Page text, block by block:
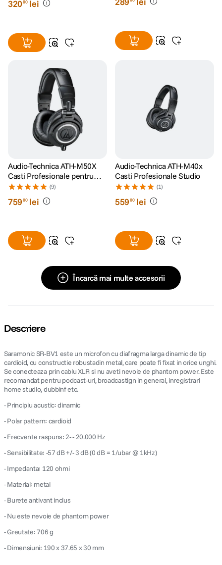
32000 lei
Audio-Technica ATH-M50X
Casti Profesionale pentru
Monitorizare in Studio
(9)
75900 lei
Audio-Technica ATH-M40x
Casti Profesionale Studio
(1)
55900 lei
Încarcă mai multe accesorii
Descriere
Saramonic SR-BV1 este un microfon cu diafragma larga dinamic de tip
cardioid, cu constructie robustadin metal, care poate fi fixat in orice unghi.
Se conecteaza prin cablu XLR si nu aveti nevoie de phantom power. Este
recomandat pentru podcast-uri, broadcastign in general, inregistrari
home studio, dubbinf etc.
- Principiu acustic: dinamic
- Polar pattern: cardioid
- Frecvente raspuns: 2- - 20.000 Hz
- Sensibilitate: -57 dB +/- 3 dB (0 dB = 1/ubar @ 1kHz)
- Impedanta: 120 ohmi
- Material: metal
- Burete antivant inclus
- Nu este nevoie de phantom power
- Greutate: 706 g
- Dimensiuni: 190 x 37.65 x 30 mm